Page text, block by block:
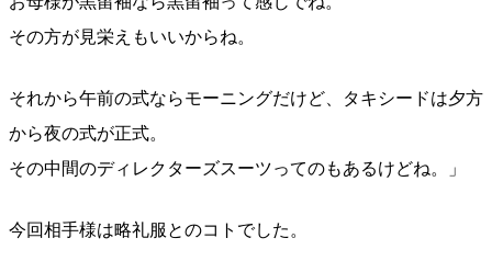
その方が見栄えもいいからね。
それから午前の式ならモーニングだけど、タキシードは夕方
から夜の式が正式。
その中間のディレクターズスーツってのもあるけどね。」
今回相手様は略礼服とのコトでした。